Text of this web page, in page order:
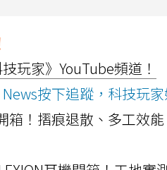
玩家》YouTube頻道！
按下追蹤，科技玩家
箱！摺痕退散、多工效